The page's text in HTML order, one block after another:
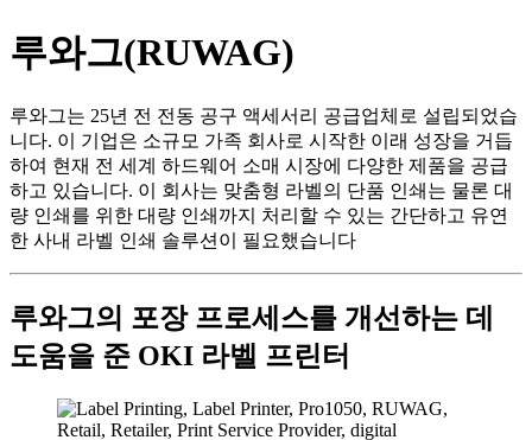
루와그(RUWAG)
루와그는 25년 전 전동 공구 액세서리 공급업체로 설립되었습
니다. 이 기업은 소규모 가족 회사로 시작한 이래 성장을 거듭
하여 현재 전 세계 하드웨어 소매 시장에 다양한 제품을 공급
하고 있습니다. 이 회사는 맞춤형 라벨의 단품 인쇄는 물론 대
량 인쇄를 위한 대량 인쇄까지 처리할 수 있는 간단하고 유연
한 사내 라벨 인쇄 솔루션이 필요했습니다
루와그의 포장 프로세스를 개선하는 데
도움을 준 OKI 라벨 프린터